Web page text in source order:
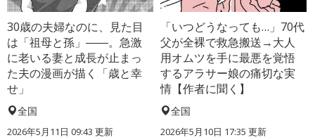
30歳の夫婦なのに、見た目
は「祖母と孫」――。急激
に老いる妻と成長が止まっ
た夫の漫画が描く「歳と幸
せ」
全国
2026年5月11日 09:43 更新
「いつどうなっても…」70代
父が全裸で救急搬送→大人
用オムツを手に最悪を覚悟
するアラサー娘の痛切な実
情【作者に聞く】
全国
2026年5月10日 17:35 更新